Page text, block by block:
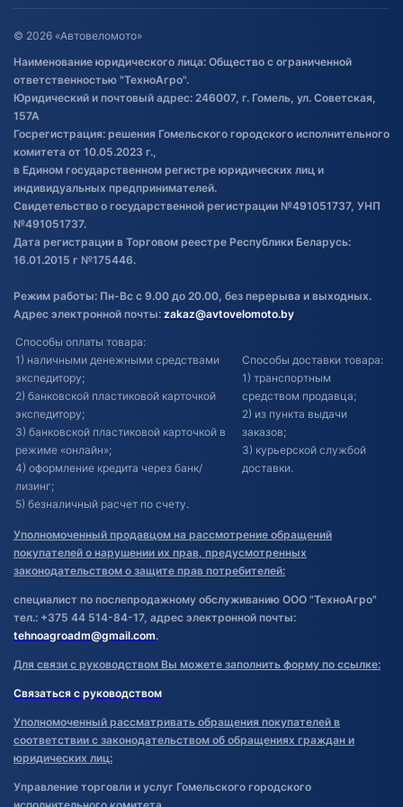
Оставить отзыв
Договор публичной оферты
Обработка файлов cookie
Постановка транспорта на учет
Обновления в ЭПТС 2024
© 2026 «Автовеломото»
Наименование юридического лица: Общество с ограниченной
ответственностью "ТехноАгро".
Юридический и почтовый адрес: 246007, г. Гомель, ул. Советская,
157А
Госрегистрация: решения Гомельского городского исполнительного
комитета от 10.05.2023 г.,
в Едином государственном регистре юридических лиц и
индивидуальных предпринимателей.
Свидетельство о государственной регистрации №491051737, УНП
№491051737.
Дата регистрации в Торговом реестре Республики Беларусь:
16.01.2015 г №175446.
Режим работы: Пн-Вс с 9.00 до 20.00, без перерыва и выходных.
Адрес электронной почты: zakaz@avtovelomoto.by
Способы оплаты товара:
1) наличными денежными средствами
экспедитору;
2) банковской пластиковой карточкой
экспедитору;
3) банковской пластиковой карточкой в
режиме «онлайн»;
4) оформление кредита через банк/
лизинг;
5) безналичный расчет по счету.
Способы доставки товара:
1) транспортным
средством продавца;
2) из пункта выдачи
заказов;
3) курьерской службой
доставки.
Уполномоченный продавцом на рассмотрение обращений
покупателей о нарушении их прав, предусмотренных
законодательством о защите прав потребителей:
специалист по послепродажному обслуживанию ООО "ТехноАгро"
тел.: +375 44 514-84-17, адрес электронной почты:
tehnoagroadm@gmail.com.
Для связи с руководством Вы можете заполнить форму по ссылке:
Связаться с руководством
Уполномоченный рассматривать обращения покупателей в
соответствии с законодательством об обращениях граждан и
юридических лиц:
Управление торговли и услуг Гомельского городского